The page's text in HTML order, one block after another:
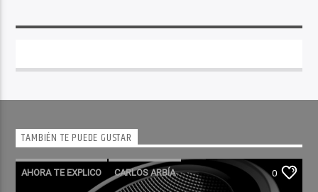
TAMBIÉN TE PUEDE GUSTAR
AHORA TE EXPLICO CARLOS ARBÍA 0